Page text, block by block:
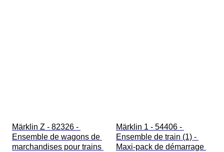
Märklin Z - 82326 -
Ensemble de wagons de
marchandises pour trains
Märklin 1 - 54406 -
Ensemble de train (1) -
Maxi-pack de démarrage